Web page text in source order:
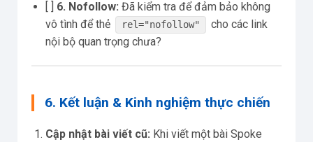
6. Nofollow: Đã kiểm tra để đảm bảo không
vô tình để thẻ
rel="nofollow"
cho các link
nội bộ quan trọng chưa?
6. Kết luận & Kinh nghiệm thực chiến
Cập nhật bài viết cũ: Khi viết một bài Spoke